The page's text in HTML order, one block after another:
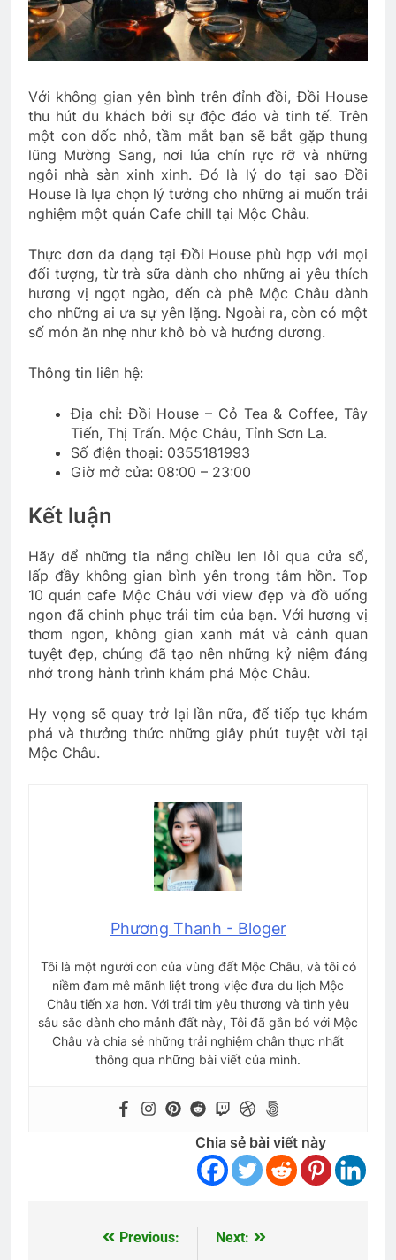
Với không gian yên bình trên đỉnh đồi, Đồi House
thu hút du khách bởi sự độc đáo và tinh tế. Trên
một con dốc nhỏ, tầm mắt bạn sẽ bắt gặp thung
lũng Mường Sang, nơi lúa chín rực rỡ và những
ngôi nhà sàn xinh xinh. Đó là lý do tại sao Đồi
House là lựa chọn lý tưởng cho những ai muốn trải
nghiệm một quán Cafe chill tại Mộc Châu.
Thực đơn đa dạng tại Đồi House phù hợp với mọi
đối tượng, từ trà sữa dành cho những ai yêu thích
hương vị ngọt ngào, đến cà phê Mộc Châu dành
cho những ai ưa sự yên lặng. Ngoài ra, còn có một
số món ăn nhẹ như khô bò và hướng dương.
Thông tin liên hệ:
Địa chỉ: Đồi House – Cỏ Tea & Coffee, Tây
Tiến, Thị Trấn. Mộc Châu, Tỉnh Sơn La.
Số điện thoại: 0355181993
Giờ mở cửa: 08:00 – 23:00
Kết luận
Hãy để những tia nắng chiều len lỏi qua cửa sổ,
lấp đầy không gian bình yên trong tâm hồn. Top
10 quán cafe Mộc Châu với view đẹp và đồ uống
ngon đã chinh phục trái tim của bạn. Với hương vị
thơm ngon, không gian xanh mát và cảnh quan
tuyệt đẹp, chúng đã tạo nên những kỷ niệm đáng
nhớ trong hành trình khám phá Mộc Châu.
Hy vọng sẽ quay trở lại lần nữa, để tiếp tục khám
phá và thưởng thức những giây phút tuyệt vời tại
Mộc Châu.
Phương Thanh - Bloger
Tôi là một người con của vùng đất Mộc Châu, và tôi có
niềm đam mê mãnh liệt trong việc đưa du lịch Mộc
Châu tiến xa hơn. Với trái tim yêu thương và tình yêu
sâu sắc dành cho mảnh đất này, Tôi đã gắn bó với Mộc
Châu và chia sẻ những trải nghiệm chân thực nhất
thông qua những bài viết của mình.
Chia sẻ bài viết này
Previous:
Next: